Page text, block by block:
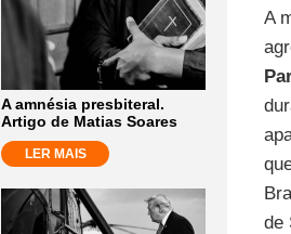
A amnésia presbiteral.
Artigo de Matias Soares
LER MAIS
A
de